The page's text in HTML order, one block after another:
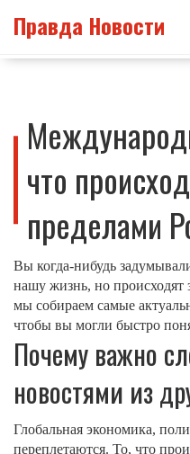
Правда Новости
что
пределами
Вы когда‑нибудь
нашу жизнь, но происходят
мы собираем самые
чтобы вы могли быстро
Почему важно
новостями из
Глобальная экономика,
переплетаются. То, что